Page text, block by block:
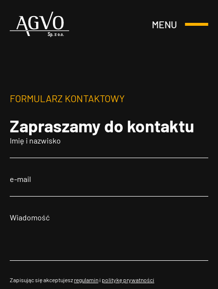
Header
MENU
Otwórz
FORMULARZ KONTAKTOWY
Zapraszamy do kontaktu
Zapisując się akceptujesz regulamin i politykę prywatności